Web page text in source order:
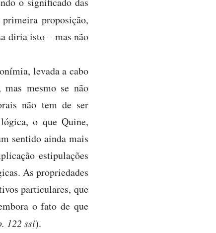
primeira proposição,
diria isto – mas não
levada a cabo
mas mesmo se não
não tem de ser
o que Quine,
sentido ainda mais
estipulações
As propriedades
particulares, que
o fato de que
122 ssi).